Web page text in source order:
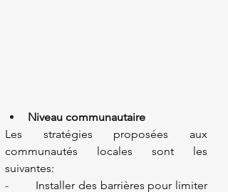
Niveau communautaire
Les stratégies proposées aux
communautés locales sont les
suivantes:
- Installer des barrières pour limiter